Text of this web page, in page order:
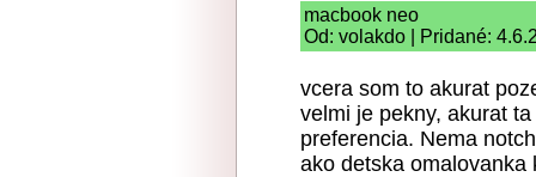
macbook neo
Od: volakdo | Pridané:
vcera som to akurat
velmi je pekny, akurat
preferencia. Nema
ako detska omalovanka